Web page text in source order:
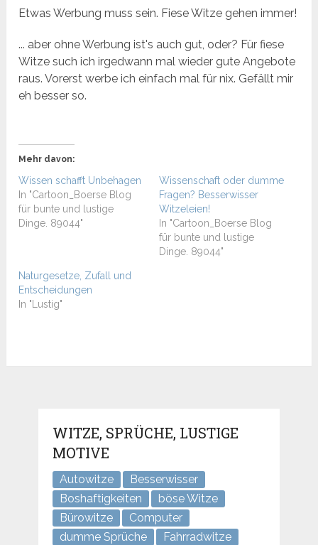
Etwas Werbung muss sein. Fiese Witze gehen immer!
... aber ohne Werbung ist's auch gut, oder? Für fiese
Witze such ich irgedwann mal wieder gute Angebote
raus. Vorerst werbe ich einfach mal für nix. Gefällt mir
eh besser so.
Mehr davon:
Wissen schafft Unbehagen
In "Cartoon_Boerse Blog
für bunte und lustige
Dinge. 89044"
Wissenschaft oder dumme
Fragen? Besserwisser
Witzeleien!
In "Cartoon_Boerse Blog
für bunte und lustige
Dinge. 89044"
Naturgesetze, Zufall und
Entscheidungen
In "Lustig"
WITZE, SPRÜCHE, LUSTIGE
MOTIVE
Autowitze
Besserwisser
Boshaftigkeiten
böse Witze
Bürowitze
Computer
dumme Sprüche
Fahrradwitze